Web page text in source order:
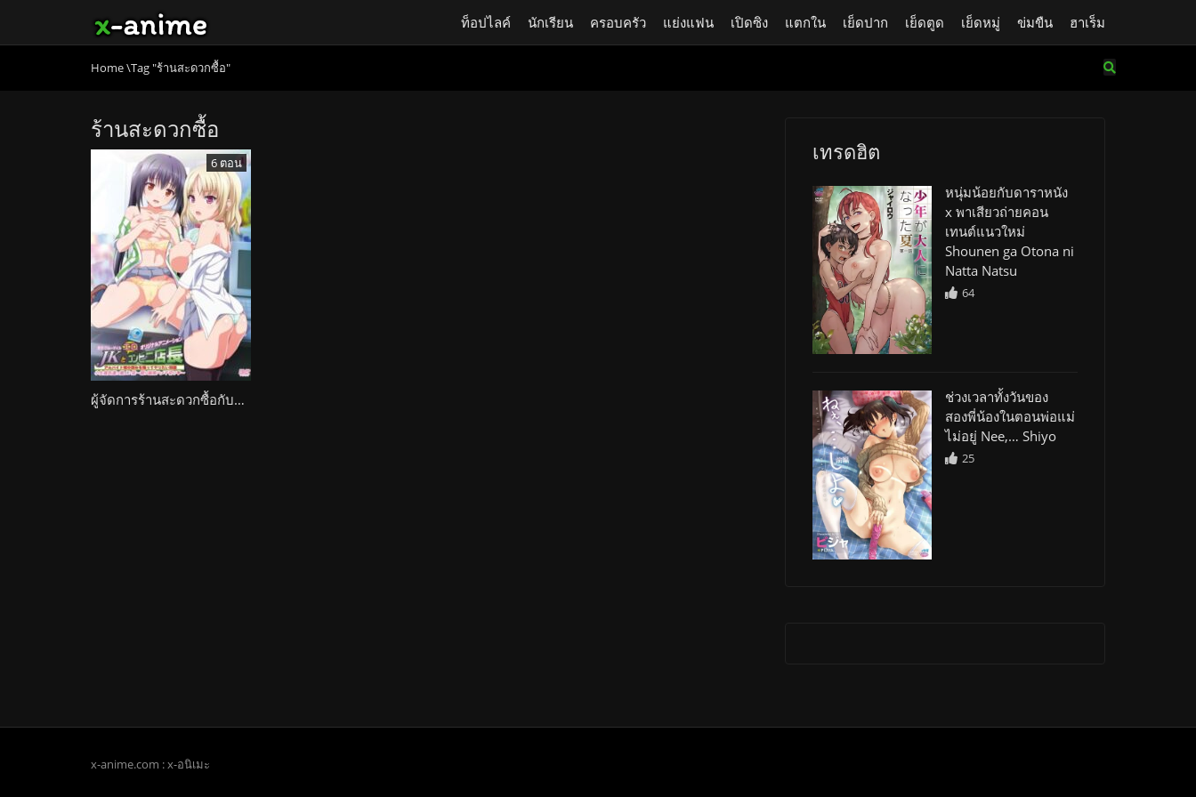
ท็อปไลค์ นักเรียน ครอบครัว แย่งแฟน เปิดซิง แตกใน เย็ดปาก เย็ดตูด เย็ดหมู่ ข่มขืน ฮาเร็ม
Home\Tag "ร้านสะดวกซื้อ"
ร้านสะดวกซื้อ
6 ตอน
ผู้จัดการร้านสะดวกซื้อกับสองสาวหนูน้อย JK to Ero Konbini Tenchou
เทรดฮิต
หนุ่มน้อยกับดาราหนัง
x พาเสียวถ่ายคอน
เทนต์แนวใหม่
Shounen ga Otona ni
Natta Natsu
64
ช่วงเวลาทั้งวันของ
สองพี่น้องในตอนพ่อแม่
ไม่อยู่ Nee,… Shiyo
25
x-anime.com : x-อนิเมะ